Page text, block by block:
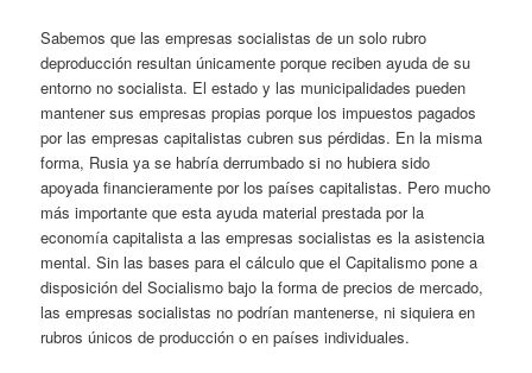
Sabemos que las empresas socialistas de un solo rubro
deproducción resultan únicamente porque reciben ayuda de su
entorno no socialista. El estado y las municipalidades pueden
mantener sus empresas propias porque los impuestos pagados
por las empresas capitalistas cubren sus pérdidas. En la misma
forma, Rusia ya se habría derrumbado si no hubiera sido
apoyada financieramente por los países capitalistas. Pero mucho
más importante que esta ayuda material prestada por la
economía capitalista a las empresas socialistas es la asistencia
mental. Sin las bases para el cálculo que el Capitalismo pone a
disposición del Socialismo bajo la forma de precios de mercado,
las empresas socialistas no podrían mantenerse, ni siquiera en
rubros únicos de producción o en países individuales.